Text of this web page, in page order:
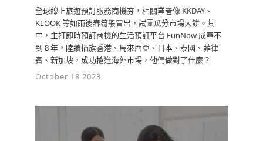
個月幾乎都睡在貨代公司的辦公室，去真正了
解他們需要什麼，而
0 2y
0 2y
檢舉留言
全球線上旅遊預訂服務商機夯，相關業者像 KKDAY、
KLOOK 等如雨後春筍般冒出，試圖瓜分市場大餅。其
中，主打即時預訂商機的生活預訂平台 FunNow 成軍不
到 8 年，陸續插旗香港、馬來西亞、日本、泰國、菲律
賓、新加坡，成功搶進海外市場，他們做對了什麼？
October 18 2023